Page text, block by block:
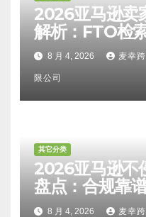
2026亚马逊卖
解析：FTO检
比对区别、
甄选避坑全攻略
8 月 4, 2026 麦幸
限公司
其它分类
2026亚马逊不
盘点：合规靠
避坑FAQ及标
8 月 4, 2026 麦幸